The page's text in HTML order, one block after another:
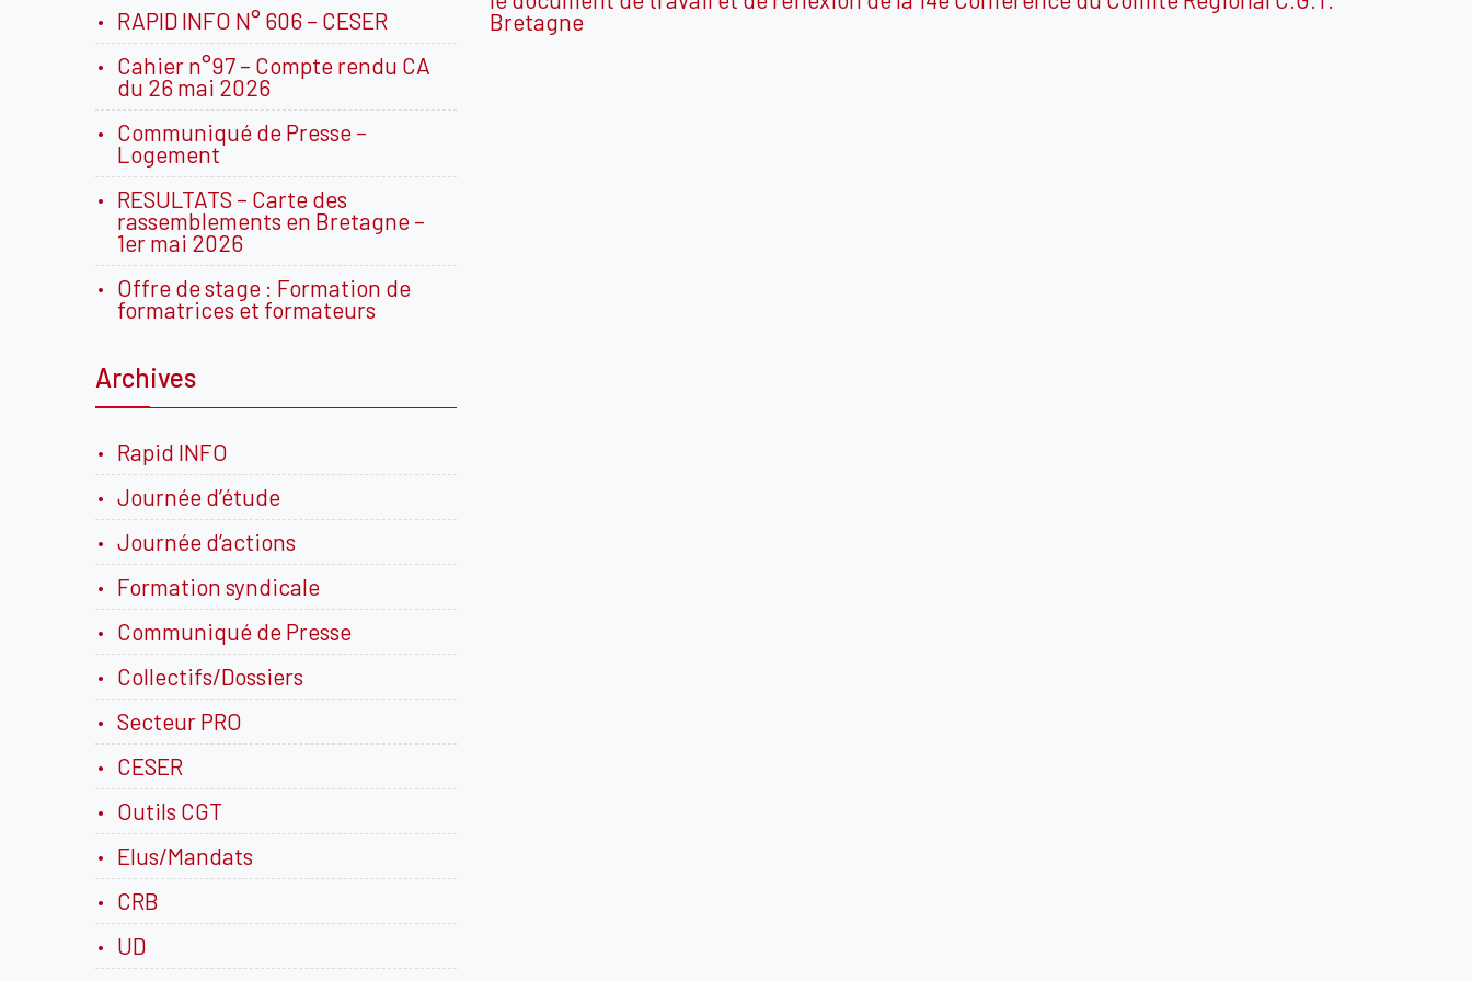
Bretagne
RAPID INFO N° 606 – CESER
Cahier n°97 – Compte rendu CA
du 26 mai 2026
Communiqué de Presse –
Logement
RESULTATS – Carte des
rassemblements en Bretagne –
1er mai 2026
Offre de stage : Formation de
formatrices et formateurs
Archives
Rapid INFO
Journée d’étude
Journée d’actions
Formation syndicale
Communiqué de Presse
Collectifs/Dossiers
Secteur PRO
CESER
Outils CGT
Elus/Mandats
CRB
UD